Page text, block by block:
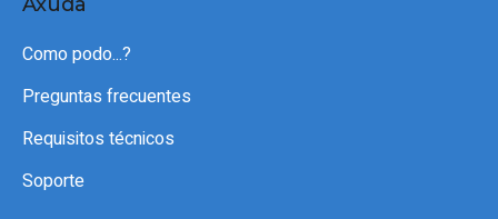
Como podo...?
Preguntas frecuentes
Requisitos técnicos
Soporte